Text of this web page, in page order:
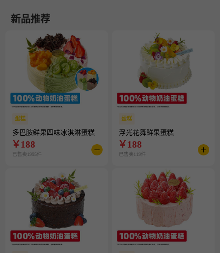
新品推荐
蛋糕
多巴胺鲜果四味冰淇淋蛋糕
￥188
已售卖1995件
蛋糕
浮光花舞鲜果蛋糕
￥188
已售卖119件